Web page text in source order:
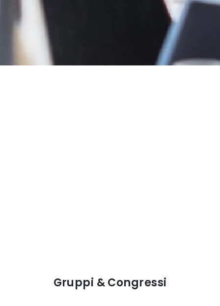
Gruppi & Congressi